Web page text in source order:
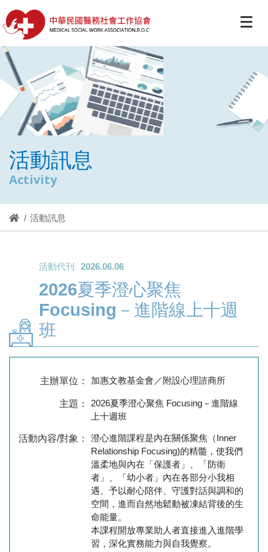
活動訊息
Activity
活動訊息
活動代刊 2026.06.06
2026夏季澄心聚焦
Focusing－進階線上十週
班
主辦單位： 加惠文教基金會／附設心理諮商所
主題：
2026夏季澄心聚焦 Focusing－進階線
上十週班
活動內容/對象：
澄心進階課程是內在關係聚焦（Inner
Relationship Focusing)的精髓，使我們
溫柔地與內在「保護者」、「防衛
者」、「幼小者」內在各部分小我相
遇、予以耐心陪伴、守護對話與調和的
空間，進而自然地鬆動被凍結背後的生
命能量。
本課程開放專業助人者直接進入進階學
習，深化實務能力與自我覺察。